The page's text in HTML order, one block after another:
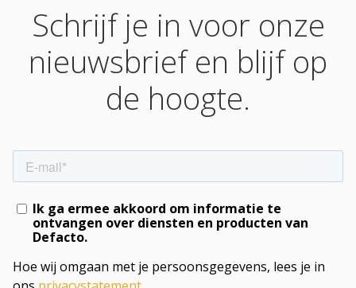
Schrijf je in voor onze
nieuwsbrief en blijf op
de hoogte.